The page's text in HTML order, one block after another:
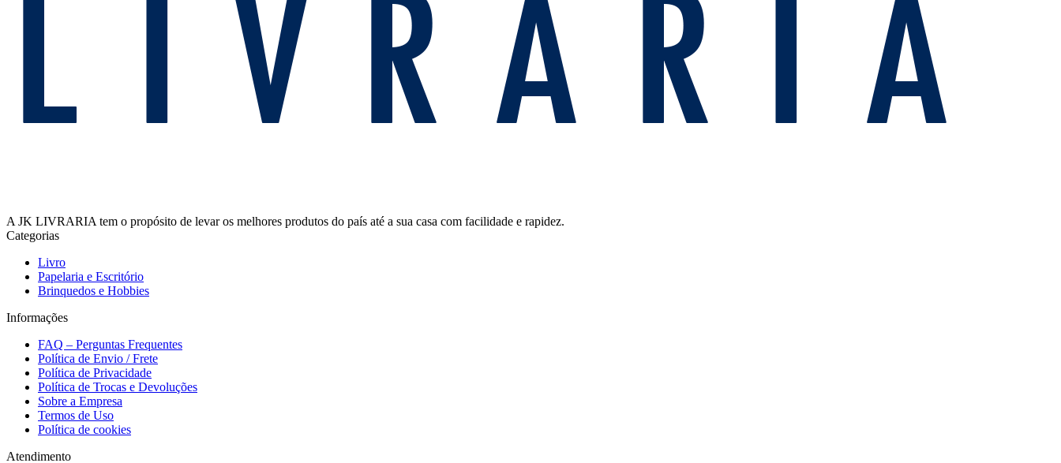
A JK LIVRARIA tem o propósito de levar os melhores produtos do país até a sua casa com facilidade e rapidez.
Categorias
Livro
Papelaria e Escritório
Brinquedos e Hobbies
Informações
FAQ – Perguntas Frequentes
Política de Envio / Frete
Política de Privacidade
Política de Trocas e Devoluções
Sobre a Empresa
Termos de Uso
Política de cookies
Atendimento